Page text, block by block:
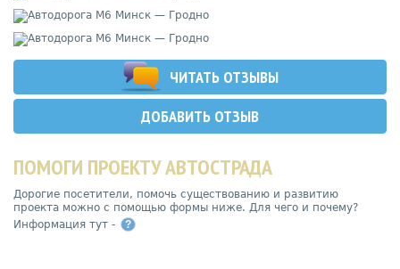
ЧИТАТЬ ОТЗЫВЫ
ДОБАВИТЬ ОТЗЫВ
ПОМОГИ ПРОЕКТУ АВТОСТРАДА
Дорогие посетители, помочь существованию и развитию
проекта можно с помощью формы ниже. Для чего и почему?
Информация тут -
?